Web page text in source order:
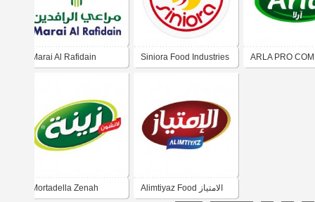
Marai Al Rafidain
مراعي الرافدين لتجارة
المواد الغذائية
Siniora Food Industries
للصناعات الغذائية
ARLA PRO
Mortadella Zenah Alimtiyaz Food الامتياز